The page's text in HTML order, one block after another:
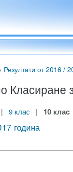
Резултати от 2016 /
| 9 клас | 10 клас
година